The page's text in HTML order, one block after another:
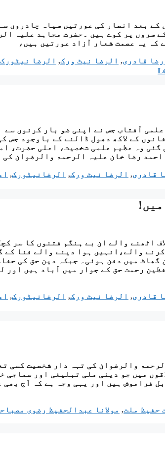
بعد انصار کی عورتیں سیاہ چادروں
سروں پر کوے ہیں ۔حضرت مجاہد علیہ
کہ یہ عصمت شعار آزاد عورتیں ہیں،
قادری, الرضا نیٹ ورک, الرضا نیٹورک
آفتاب جس نے اپنی ضو بار کرنوں سے
کے لاکھ دھول ڈالنے کے باوجود جس
وہ عظیم علمی شخصیت، اعلی حضرت،
رضا خان علیہ الرحمۃ والرضوان کی
قادری, الرضا نیٹ ورک, الرضانیٹورک,
اٹھنے والے ان بے ہنگم فتنوں کا سر
والے،انہیں ہوا دینے والے فنا کے
گھاٹ میں دفن ہوئی۔ جبکہ دین حق کی
رحمت حق کے جوار میں آباد ہیں اور
قادری, الرضا نیٹ ورک, الرضانیٹورک,
والرضوان کی تہہ دار شخصیت کسی
میں جو دینی ملی تبلیغی اور سماجی
فراموش ہیں اور یہی وجہ ہے کہ آج بھی
حفیظ ملت, مولانا عبدالحفیظ رضوی